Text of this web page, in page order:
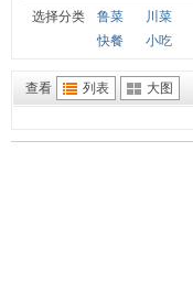
选择分类 鲁菜 川菜
快餐
小吃
查看 列表 大图